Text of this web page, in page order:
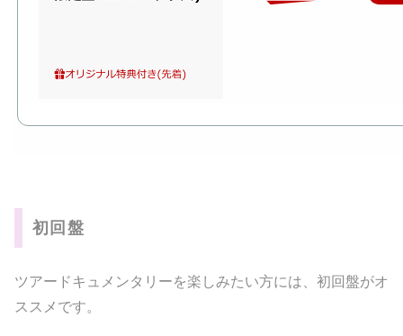
初回盤
ツアードキュメンタリーを楽しみたい方には、初回盤がオ
ススメです。